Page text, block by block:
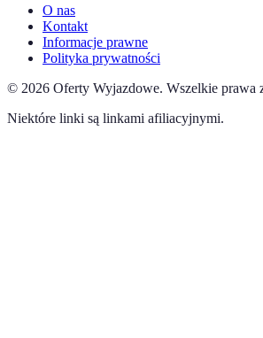
O nas
Kontakt
Informacje prawne
Polityka prywatności
© 2026 Oferty Wyjazdowe. Wszelkie prawa
Niektóre linki są linkami afiliacyjnymi.